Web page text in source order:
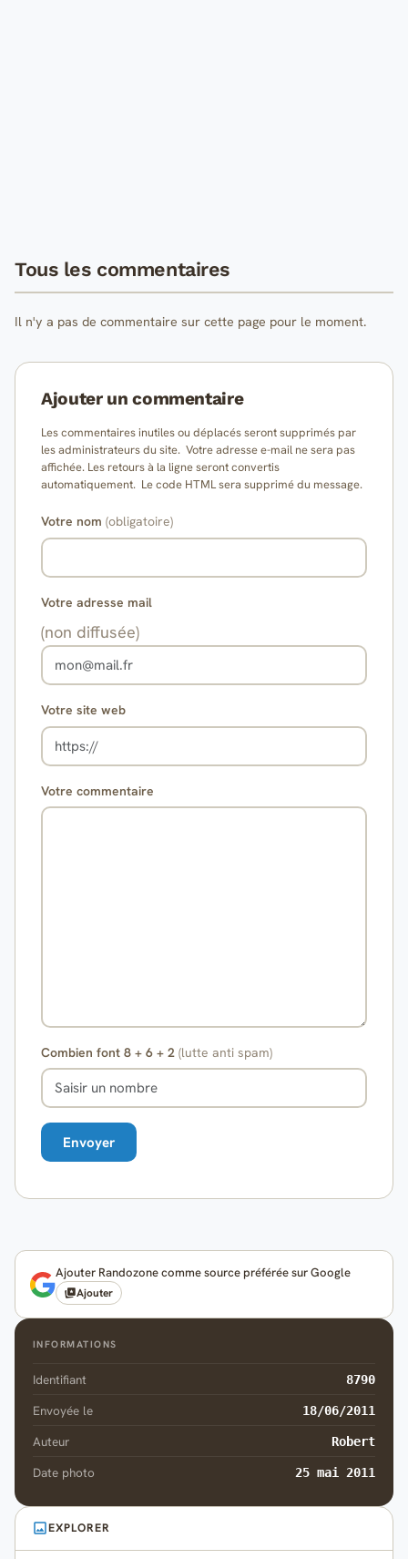
Tous les commentaires
Il n'y a pas de commentaire sur cette page pour le moment.
Ajouter un commentaire
Les commentaires inutiles ou déplacés seront supprimés par
les administrateurs du site. Votre adresse e-mail ne sera pas
affichée. Les retours à la ligne seront convertis
automatiquement. Le code HTML sera supprimé du message.
Votre nom (obligatoire)
Votre adresse mail
(non diffusée)
Votre site web
Votre commentaire
Combien font 8 + 6 + 2 (lutte anti spam)
Ajouter Randozone comme source préférée sur Google
Ajouter
INFORMATIONS
Identifiant 8790
Envoyée le 18/06/2011
Auteur Robert
Date photo 25 mai 2011
EXPLORER